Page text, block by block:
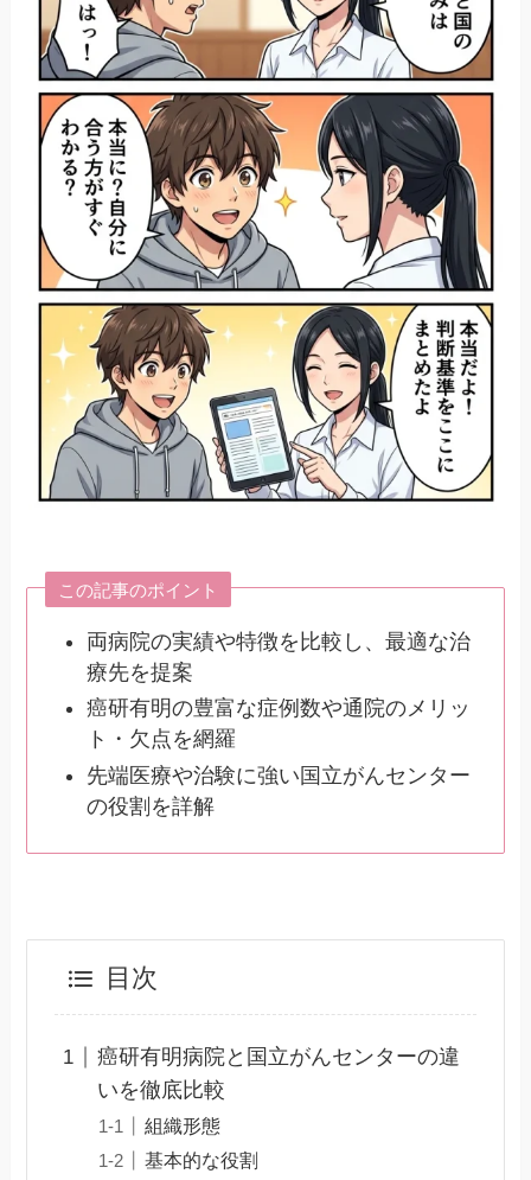
この記事のポイント
両病院の実績や特徴を比較し、最適な治
療先を提案
癌研有明の豊富な症例数や通院のメリッ
ト・欠点を網羅
先端医療や治験に強い国立がんセンター
の役割を詳解
目次
癌研有明病院と国立がんセンターの違
いを徹底比較
組織形態
基本的な役割